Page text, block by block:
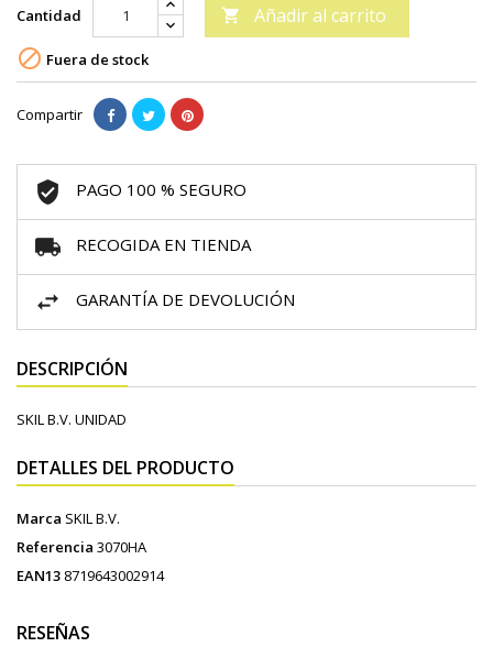
Cantidad  Añadir al carrito
 Fuera de stock
Compartir
PAGO 100 % SEGURO
RECOGIDA EN TIENDA
GARANTÍA DE DEVOLUCIÓN
DESCRIPCIÓN
SKIL B.V. UNIDAD
DETALLES DEL PRODUCTO
Marca SKIL B.V.
Referencia 3070HA
EAN13 8719643002914
RESEÑAS